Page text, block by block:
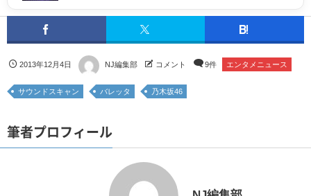
2013年12月4日 NJ編集部 コメント 9件 エンタメニュース
サウンドスキャン バレッタ 乃木坂46
筆者プロフィール